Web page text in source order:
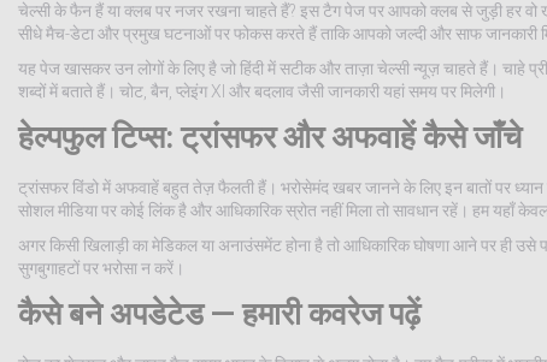
चेल्सी के फैन हैं या क्लब पर नजर रखना चाहते हैं? इस टैग पेज पर आपको क्लब से जुड़ी हर वो
सीधे मैच-डेटा और प्रमुख घटनाओं पर फोकस करते हैं ताकि आपको जल्दी और साफ जानकारी
यह पेज खासकर उन लोगों के लिए है जो हिंदी में सटीक और ताज़ा चेल्सी न्यूज़ चाहते हैं। चाहे
शब्दों में बताते हैं। चोट, बैन, प्लेइंग XI और बदलाव जैसी जानकारी यहां समय पर मिलेगी।
हेल्पफुल टिप्स: ट्रांसफर और अफवाहें कैसे जाँचे
ट्रांसफर विंडो में अफवाहें बहुत तेज़ फैलती हैं। भरोसेमंद खबर जानने के लिए इन बातों पर ध्यान
सोशल मीडिया पर कोई लिंक है और आधिकारिक स्रोत नहीं मिला तो सावधान रहें। हम यहाँ
अगर किसी खिलाड़ी का मेडिकल या अनाउंसमेंट होना है तो आधिकारिक घोषणा आने पर ही
सुगबुगाहटों पर भरोसा न करें।
कैसे बने अपडेटेड — हमारी कवरेज पढ़ें